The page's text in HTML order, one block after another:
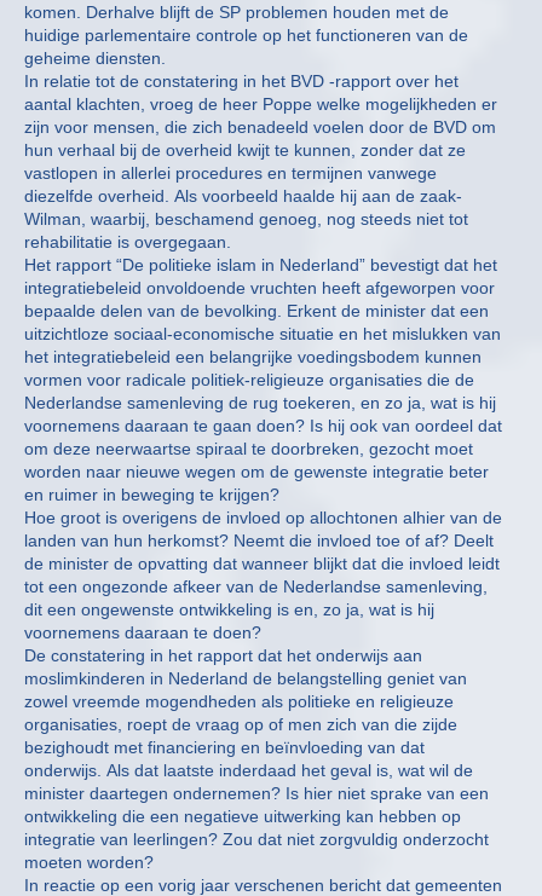
komen. Derhalve blijft de SP problemen houden met de
huidige parlementaire controle op het functioneren van de
geheime diensten.
In relatie tot de constatering in het BVD -rapport over het
aantal klachten, vroeg de heer Poppe welke mogelijkheden er
zijn voor mensen, die zich benadeeld voelen door de BVD om
hun verhaal bij de overheid kwijt te kunnen, zonder dat ze
vastlopen in allerlei procedures en termijnen vanwege
diezelfde overheid. Als voorbeeld haalde hij aan de zaak-
Wilman, waarbij, beschamend genoeg, nog steeds niet tot
rehabilitatie is overgegaan.
Het rapport “De politieke islam in Nederland” bevestigt dat het
integratiebeleid onvoldoende vruchten heeft afgeworpen voor
bepaalde delen van de bevolking. Erkent de minister dat een
uitzichtloze sociaal-economische situatie en het mislukken van
het integratiebeleid een belangrijke voedingsbodem kunnen
vormen voor radicale politiek-religieuze organisaties die de
Nederlandse samenleving de rug toekeren, en zo ja, wat is hij
voornemens daaraan te gaan doen? Is hij ook van oordeel dat
om deze neerwaartse spiraal te doorbreken, gezocht moet
worden naar nieuwe wegen om de gewenste integratie beter
en ruimer in beweging te krijgen?
Hoe groot is overigens de invloed op allochtonen alhier van de
landen van hun herkomst? Neemt die invloed toe of af? Deelt
de minister de opvatting dat wanneer blijkt dat die invloed leidt
tot een ongezonde afkeer van de Nederlandse samenleving,
dit een ongewenste ontwikkeling is en, zo ja, wat is hij
voornemens daaraan te doen?
De constatering in het rapport dat het onderwijs aan
moslimkinderen in Nederland de belangstelling geniet van
zowel vreemde mogendheden als politieke en religieuze
organisaties, roept de vraag op of men zich van die zijde
bezighoudt met financiering en beïnvloeding van dat
onderwijs. Als dat laatste inderdaad het geval is, wat wil de
minister daartegen ondernemen? Is hier niet sprake van een
ontwikkeling die een negatieve uitwerking kan hebben op
integratie van leerlingen? Zou dat niet zorgvuldig onderzocht
moeten worden?
In reactie op een vorig jaar verschenen bericht dat gemeenten